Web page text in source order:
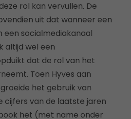
rol kan vervullen. De
uit dat wanneer een
socialmediakanaal
altijd wel een
dat de rol van het
Toen Hyves aan
het gebruik van
cijfers van de laatste jaren
het (met name onder